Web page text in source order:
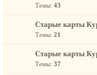
Темы: 43
Старые карты
Темы: 21
Старые карты
Темы: 37